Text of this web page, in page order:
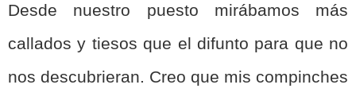
Desde nuestro puesto mirábamos más
callados y tiesos que el difunto para que no
nos descubrieran. Creo que mis compinches